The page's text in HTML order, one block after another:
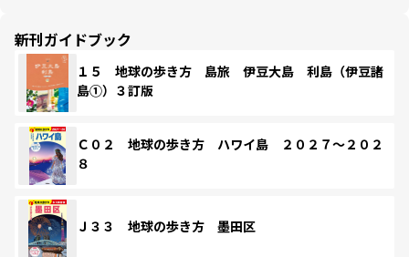
新刊ガイドブック
１５ 地球の歩き方 島旅 伊豆大島 利島（伊豆諸
島①）３訂版
Ｃ０２ 地球の歩き方 ハワイ島 ２０２７～２０２
８
Ｊ３３ 地球の歩き方 墨田区